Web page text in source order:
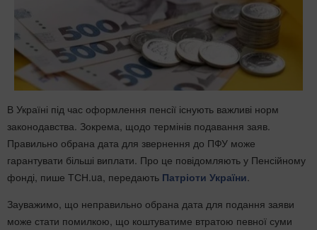
В Україні під час оформлення пенсії існують важливі норм
законодавства. Зокрема, щодо термінів подавання заяв.
Правильно обрана дата для звернення до ПФУ може
гарантувати більші виплати. Про це повідомляють у Пенсійному
фонді, пише ТСН.ua, передають Патріоти України.
Зауважимо, що неправильно обрана дата для подання заяви
може стати помилкою, що коштуватиме втратою певної суми